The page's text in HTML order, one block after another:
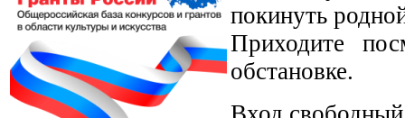
покинуть
Приходите
обстановке.